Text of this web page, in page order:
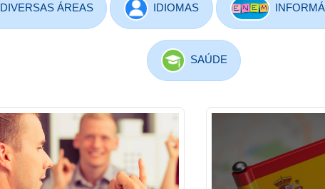
DIVERSAS ÁREAS IDIOMAS
SAÚDE